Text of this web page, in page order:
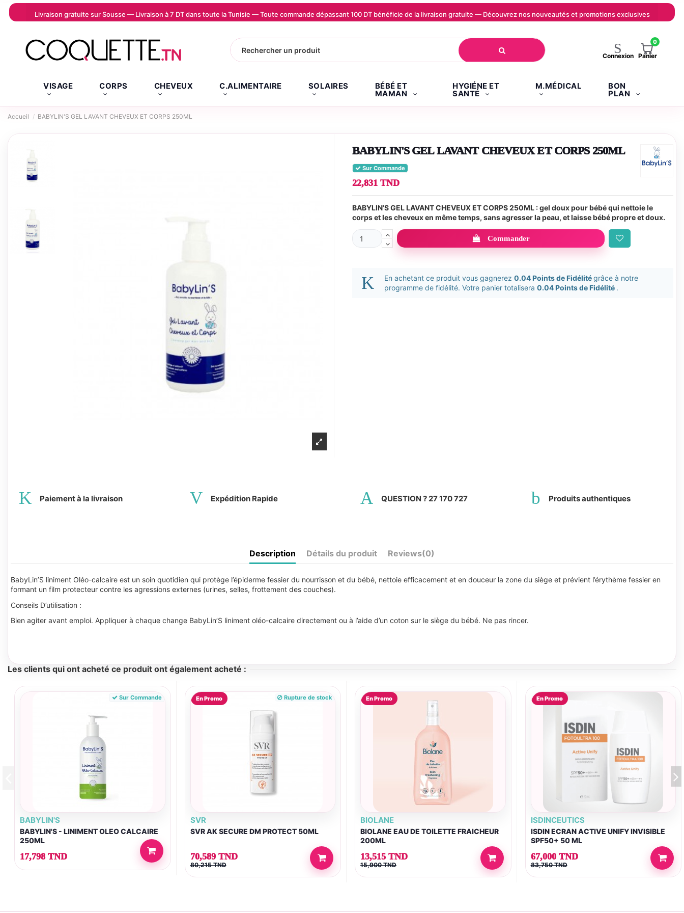
Livraison gratuite sur Sousse — Livraison à 7 DT dans toute la Tunisie — Toute commande dépassant 100 DT bénéficie de la livraison gratuite — Découvrez nos nouveautés et promotions exclusives
Connexion
0
Panier
VISAGE CORPS CHEVEUX C.ALIMENTAIRE SOLAIRES BÉBÉ ET
MAMAN
HYGIÉNE ET
SANTÉ
M.MÉDICAL BON
PLAN
Accueil BABYLIN'S GEL LAVANT CHEVEUX ET CORPS 250ML
BABYLIN'S GEL LAVANT CHEVEUX ET CORPS 250ML
Sur Commande
22,831 TND
BABYLIN’S GEL LAVANT CHEVEUX ET CORPS 250ML : gel doux pour bébé qui nettoie le
corps et les cheveux en même temps, sans agresser la peau, et laisse bébé propre et doux.
Commander
En achetant ce produit vous gagnerez 0.04 Points de Fidélitégrâce à notre
programme de fidélité. Votre panier totalisera 0.04 Points de Fidélité .
Paiement à la livraison Expédition Rapide QUESTION ? 27 170 727 Produits authentiques
Description Détails du produit Reviews(0)
BabyLin’S liniment Oléo-calcaire est un soin quotidien qui protège l’épiderme fessier du nourrisson et du bébé, nettoie efficacement et en douceur la zone du siège et prévient l’érythème fessier en
formant un film protecteur contre les agressions externes (urines, selles, frottement des couches).
Conseils D’utilisation :
Bien agiter avant emploi. Appliquer à chaque change BabyLin’S liniment oléo-calcaire directement ou à l’aide d’un coton sur le siège du bébé. Ne pas rincer.
Les clients qui ont acheté ce produit ont également acheté :
Sur Commande
BABYLIN'S
BABYLIN'S - LINIMENT OLEO CALCAIRE
250ML
17,798 TND
En Promo Rupture de stock
SVR
SVR AK SECURE DM PROTECT 50ML
70,589 TND
80,215 TND
En Promo
BIOLANE
BIOLANE EAU DE TOILETTE FRAICHEUR
200ML
13,515 TND
15,900 TND
En Promo
ISDINCEUTICS
ISDIN ECRAN ACTIVE UNIFY INVISIBLE
SPF50+ 50 ML
67,000 TND
83,750 TND